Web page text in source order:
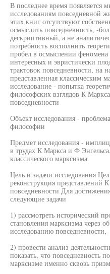
В последнее время появляется
исследованиям повседневной
этих книг отсутствуют
осмыслить повседневность, -
дескриптивный, а не
потребность восполнить
пробел в осмыслении
интересных и эвристически
трактовок повседневности, на
представленная классическим
исследование - попытка
философских взглядов К
повседневности
Объект исследования -
философии
Предмет исследования -
в трудах К Маркса и Ф
классического марксизма
Цель и задачи исследования
реконструкция представлений
повседневности Для
следующие задачи
1) рассмотреть исторический
становления марксизма через
исследованию повседневности,
2) провести анализ
показать, что повседневность
марксизме именно сквозь